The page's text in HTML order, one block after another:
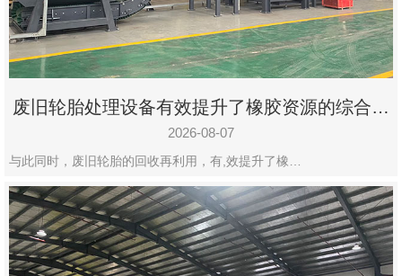
州
市
九
设
有
限
公
司
废旧轮胎处理设备有效提升了橡胶资源的综合利
用率
2026-08-07
与此同时，废旧轮胎的回收再利用，有,效提升了橡…